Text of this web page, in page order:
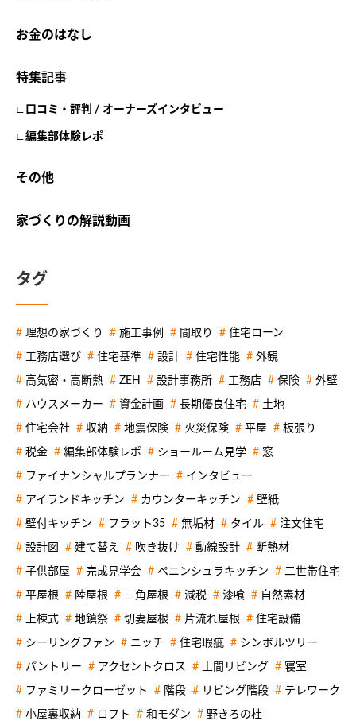
お金のはなし
特集記事
口コミ・評判 / オーナーズインタビュー
編集部体験レポ
その他
家づくりの解説動画
タグ
理想の家づくり 施工事例 間取り 住宅ローン
工務店選び 住宅基準 設計 住宅性能 外観
高気密・高断熱 ZEH 設計事務所 工務店 保険 外壁
ハウスメーカー 資金計画 長期優良住宅 土地
住宅会社 収納 地震保険 火災保険 平屋 板張り
税金 編集部体験レポ ショールーム見学 窓
ファイナンシャルプランナー インタビュー
アイランドキッチン カウンターキッチン 壁紙
壁付キッチン フラット35 無垢材 タイル 注文住宅
設計図 建て替え 吹き抜け 動線設計 断熱材
子供部屋 完成見学会 ペニンシュラキッチン 二世帯住宅
平屋根 陸屋根 三角屋根 減税 漆喰 自然素材
上棟式 地鎮祭 切妻屋根 片流れ屋根 住宅設備
シーリングファン ニッチ 住宅瑕疵 シンボルツリー
パントリー アクセントクロス 土間リビング 寝室
ファミリークローゼット 階段 リビング階段 テレワーク
小屋裏収納 ロフト 和モダン 野きろの杜